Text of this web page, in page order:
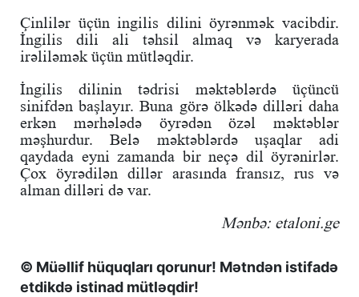
Çinlilər üçün ingilis dilini öyrənmək vacibdir.
İngilis dili ali təhsil almaq və karyerada
irəliləmək üçün mütləqdir.
İngilis dilinin tədrisi məktəblərdə üçüncü
sinifdən başlayır. Buna görə ölkədə dilləri daha
erkən mərhələdə öyrədən özəl məktəblər
məşhurdur. Belə məktəblərdə uşaqlar adi
qaydada eyni zamanda bir neçə dil öyrənirlər.
Çox öyrədilən dillər arasında fransız, rus və
alman dilləri də var.
Mənbə: etaloni.ge
© Müəllif hüquqları qorunur! Mətndən istifadə
etdikdə istinad mütləqdir!